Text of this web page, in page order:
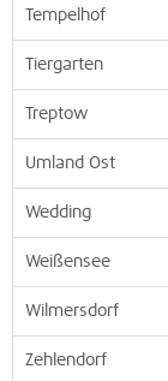
Tempelhof
Tiergarten
Treptow
Umland Ost
Wedding
Weißensee
Wilmersdorf
Zehlendorf